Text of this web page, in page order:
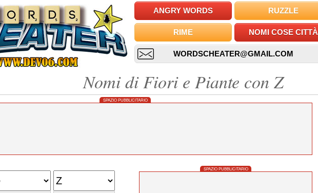
ANGRY WORDS RUZZLE
RIME NOMI COSE CITTÀ
WORDSCHEATER@GMAIL.COM
Nomi di Fiori e Piante con Z
SPAZIO PUBBLICITARIO
SPAZIO PUBBLICITARIO